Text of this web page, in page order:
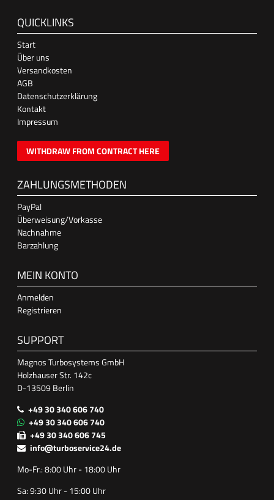
QUICKLINKS
Start
Über uns
Versandkosten
AGB
Datenschutzerklärung
Kontakt
Impressum
WITHDRAW FROM CONTRACT HERE
ZAHLUNGSMETHODEN
PayPal
Überweisung/Vorkasse
Nachnahme
Barzahlung
MEIN KONTO
Anmelden
Registrieren
SUPPORT
Magnos Turbosystems GmbH
Holzhauser Str. 142c
D-13509 Berlin
+49 30 340 606 740
+49 30 340 606 740
+49 30 340 606 745
info@turboservice24.de
Mo-Fr.: 8:00 Uhr - 18:00 Uhr
Sa: 9:30 Uhr - 15:00 Uhr